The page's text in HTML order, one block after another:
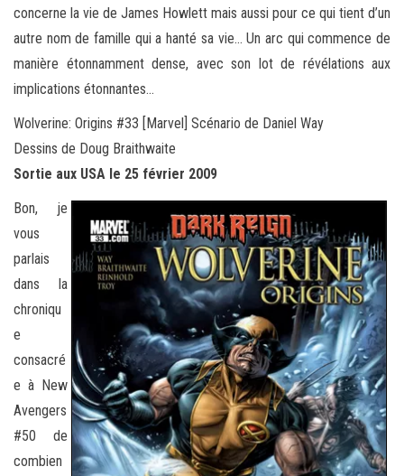
concerne la vie de James Howlett mais aussi pour ce qui tient d’un
autre nom de famille qui a hanté sa vie… Un arc qui commence de
manière étonnamment dense, avec son lot de révélations aux
implications étonnantes…
Wolverine: Origins #33 [Marvel] Scénario de Daniel Way
Dessins de Doug Braithwaite
Sortie aux USA le 25 février 2009
Bon, je
vous
parlais
dans la
chroniqu
e
consacré
e à New
Avengers
#50 de
combien